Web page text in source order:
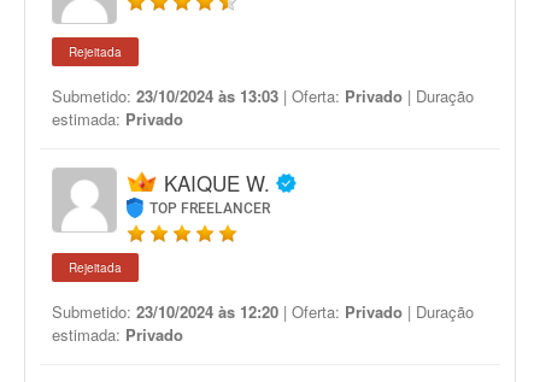
Rejeitada
Submetido: 23/10/2024 às 13:03 | Oferta: Privado | Duração
estimada: Privado
KAIQUE W.
TOP FREELANCER
Rejeitada
Submetido: 23/10/2024 às 12:20 | Oferta: Privado | Duração
estimada: Privado